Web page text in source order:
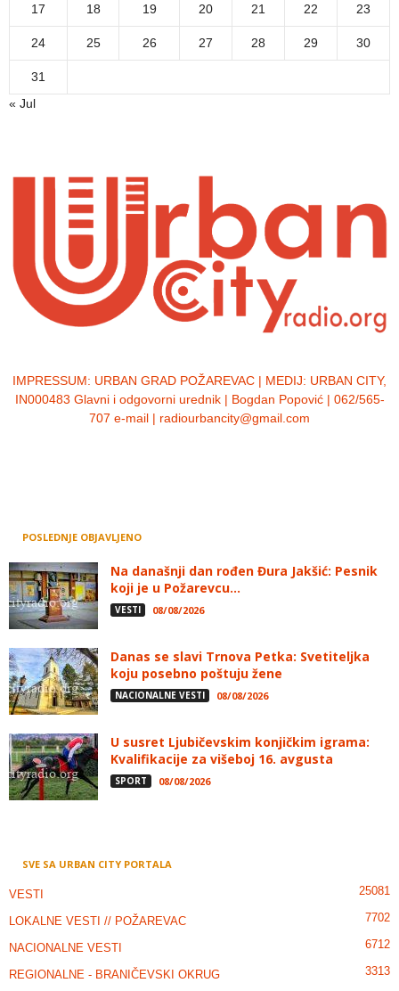
17 18 19 20 21 22 23
24 25 26 27 28 29 30
31
« Jul
IMPRESSUM: URBAN GRAD POŽAREVAC | MEDIJ: URBAN CITY,
IN000483 Glavni i odgovorni urednik | Bogdan Popović | 062/565-
707 e-mail | radiourbancity@gmail.com
POSLEDNJE OBJAVLJENO
Na današnji dan rođen Đura Jakšić: Pesnik
koji je u Požarevcu...
VESTI 08/08/2026
Danas se slavi Trnova Petka: Svetiteljka
koju posebno poštuju žene
NACIONALNE VESTI 08/08/2026
U susret Ljubičevskim konjičkim igrama:
Kvalifikacije za višeboj 16. avgusta
SPORT 08/08/2026
SVE SA URBAN CITY PORTALA
VESTI 25081
LOKALNE VESTI // POŽAREVAC 7702
NACIONALNE VESTI 6712
REGIONALNE - BRANIČEVSKI OKRUG 3313